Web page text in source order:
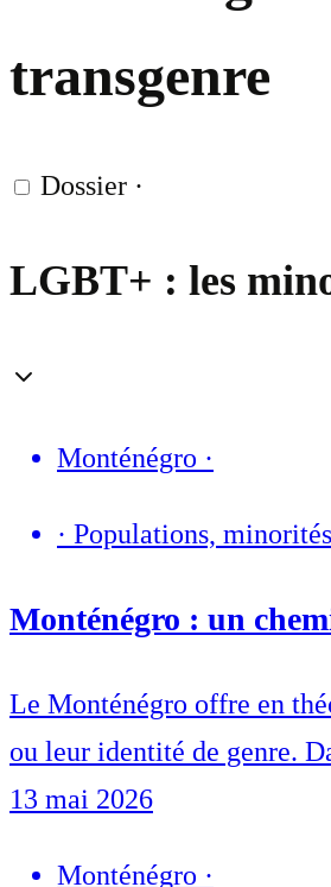
transgenre
Dossier ·
LGBT+ : les
Monténégro ·
· Populations,
Monténégro : un
Le Monténégro offre en
ou leur identité de genre.
13 mai 2026
Monténégro ·